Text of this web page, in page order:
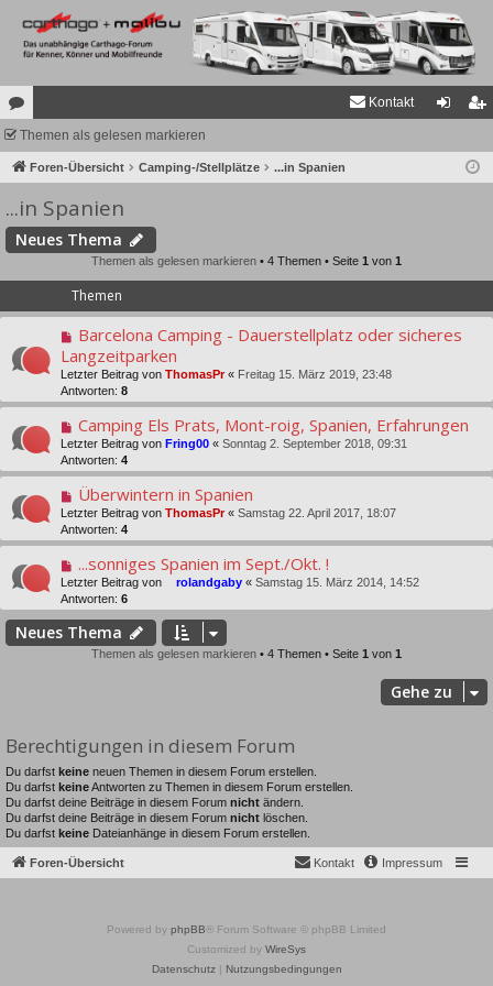
or
en
Kontakt
ist
Themen als gelesen markieren
Foren-Übersicht Camping-/Stellplätze ...in Spanien
...in Spanien
Neues Thema
Themen als gelesen markieren • 4 Themen • Seite 1 von 1
Themen
Barcelona Camping - Dauerstellplatz oder sicheres
Langzeitparken
Letzter Beitrag von ThomasPr« Freitag 15. März 2019, 23:48
Antworten: 8
Camping Els Prats, Mont-roig, Spanien, Erfahrungen
Letzter Beitrag von Fring00 « Sonntag 2. September 2018, 09:31
Antworten: 4
Überwintern in Spanien
Letzter Beitrag von ThomasPr« Samstag 22. April 2017, 18:07
Antworten: 4
...sonniges Spanien im Sept./Okt. !
Letzter Beitrag von rolandgaby « Samstag 15. März 2014, 14:52
Antworten: 6
Neues Thema
Themen als gelesen markieren • 4 Themen • Seite 1 von 1
Gehe zu
Berechtigungen in diesem Forum
Du darfst keine neuen Themen in diesem Forum erstellen.
Du darfst keineAntworten zu Themen in diesem Forum erstellen.
Du darfst deine Beiträge in diesem Forum nicht ändern.
Du darfst deine Beiträge in diesem Forum nicht löschen.
Du darfst keine Dateianhänge in diesem Forum erstellen.
Foren-Übersicht Impressum
Kontakt
Powered by phpBB ® Forum Software © phpBB Limited
Customized by WireSys
Datenschutz| Nutzungsbedingungen